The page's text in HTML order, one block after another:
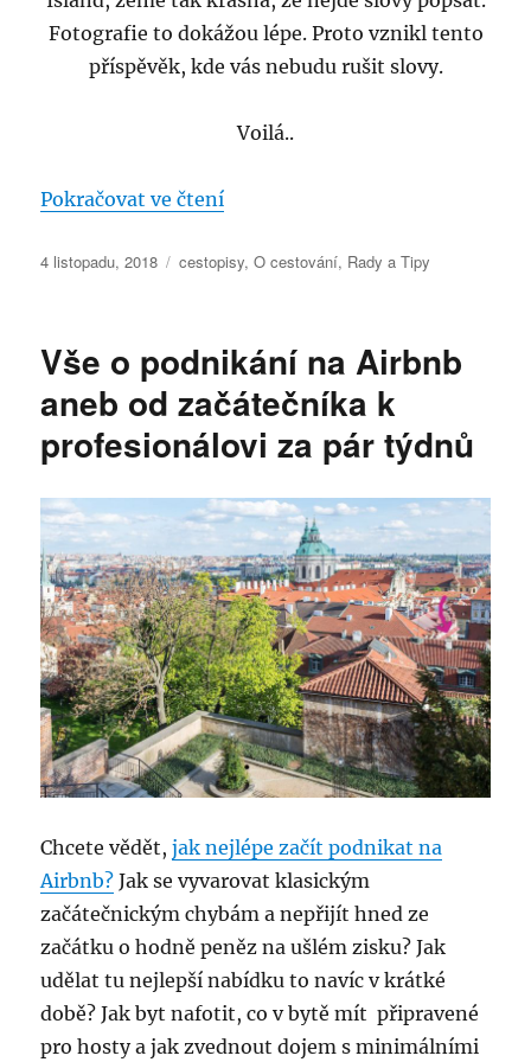
Fotografie to dokážou lépe. Proto vznikl tento
příspěvěk, kde vás nebudu rušit slovy.
Voilá..
Pokračovat ve čtení„Nejkrásnější místa Islandu na
Publikováno:
4 listopadu, 2018 Rubriky:
cestopisy,O cestování, Rady a Tipy
Vše o podnikání na Airbnb
aneb od začátečníka k
profesionálovi za pár týdnů
Chcete vědět,jak nejlépe začít podnikat na
Airbnb? Jak se vyvarovat klasickým
začátečnickým chybám a nepřijít hned ze
začátku o hodně peněz na ušlém zisku? Jak
udělat tu nejlepší nabídku to navíc v krátké
době? Jak byt nafotit, co v bytě mít připravené
pro hosty a jak zvednout dojem s minimálními